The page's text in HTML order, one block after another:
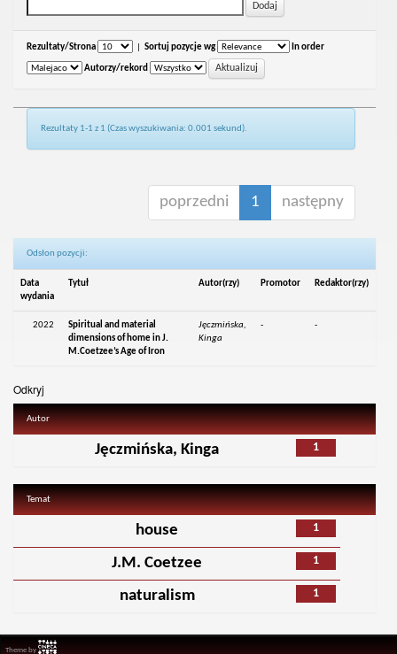
Rezultaty/Strona Sortuj pozycje wg In order
Autorzy/rekord
Rezultaty 1-1 z 1 (Czas wyszukiwania: 0.001 sekund).
poprzedni 1 następny
Odsłon pozycji:
Data
wydania
Tytuł Autor(rzy) Promotor Redaktor(rzy)
2022
Spiritual and material
dimensions of home in J.
M.Coetzee’s Age of Iron
Jęczmińska,
Kinga
- -
Odkryj
Autor
1
Jęczmińska, Kinga
Temat
1
house
1
J.M. Coetzee
1
naturalism
Theme by